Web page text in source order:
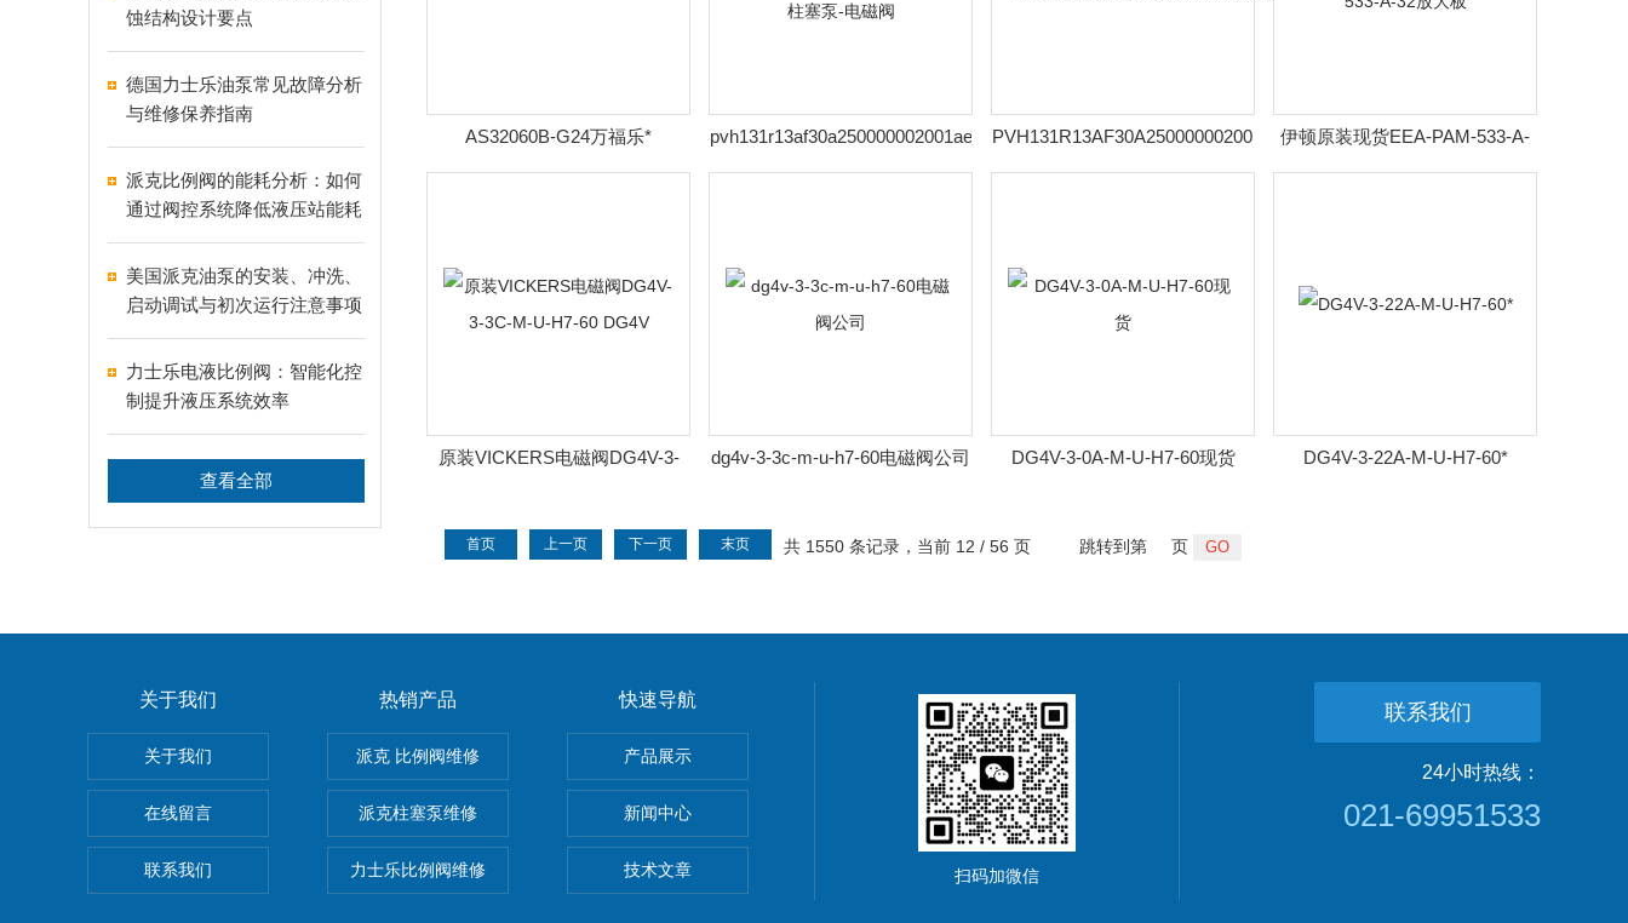
蚀结构设计要点
德国力士乐油泵常见故障分析
与维修保养指南
派克比例阀的能耗分析：如何
通过阀控系统降低液压站能耗
美国派克油泵的安装、冲洗、
启动调试与初次运行注意事项
力士乐电液比例阀：智能化控
制提升液压系统效率
查看全部
AS32060B-G24万福乐*
pvh131r13af30a250000002001ae010a
柱塞泵-电磁阀
PVH131R13AF30A250000002001AE010A伊顿原装现货EEA-PAM-533-A-
32放大板
原装VICKERS电磁阀DG4V-3-
dg4v-3-3c-m-u-h7-60电磁阀公司 DG4V-3-0A-M-U-H7-60现货 DG4V-3-22A-M-U-H7-60*
共 1550 条记录，当前 12 / 56 页
首页 上一页 下一页 末页 跳转到第 页
关于我们
关于我们
在线留言
联系我们
热销产品
派克 比例阀维修
派克柱塞泵维修
力士乐比例阀维修
快速导航
产品展示
新闻中心
技术文章 扫码加微信
联系我们
24小时热线：
021-69951533